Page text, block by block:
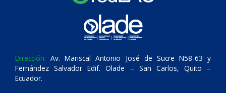
Dirección: Av. Mariscal Antonio José de Sucre N58-63 y
Fernández Salvador Edif. Olade – San Carlos, Quito –
Ecuador.